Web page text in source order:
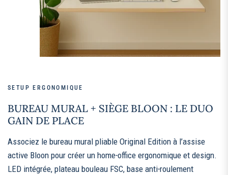
SETUP ERGONOMIQUE
BUREAU MURAL + SIÈGE BLOON : LE DUO
GAIN DE PLACE
Associez le bureau mural pliable Original Edition à l’assise
active Bloon pour créer un home‑office ergonomique et design.
LED intégrée, plateau bouleau FSC, base anti‑roulement